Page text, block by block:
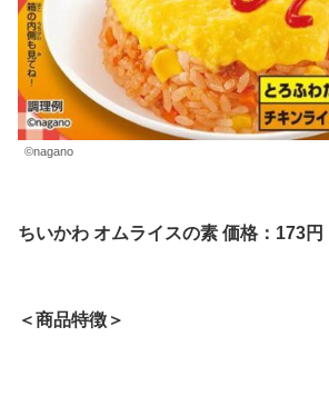
©nagano
ちいかわ オムライスの素 価格：173円
＜商品特徴＞